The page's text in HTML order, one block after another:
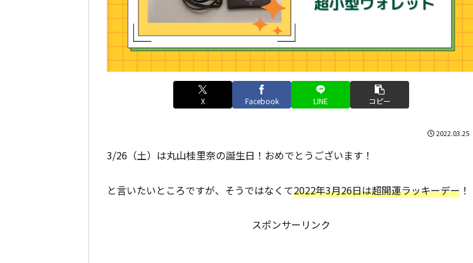
X Facebook LINE コピー
2022.03.25
3/26（土）は丸山桂里奈の誕生日！おめでとうございます！
と言いたいところですが、そうではなくて2022年3月26日は超開運ラッキーデー ！
スポンサーリンク